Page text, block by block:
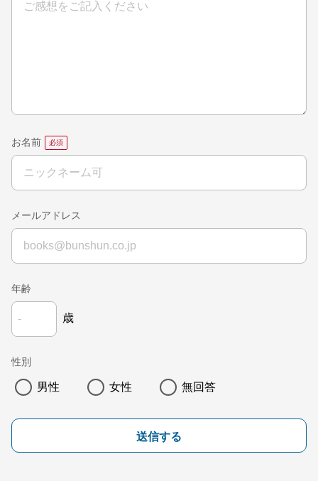
お名前
メールアドレス
年齢
歳
性別
男性 女性 無回答
送信する